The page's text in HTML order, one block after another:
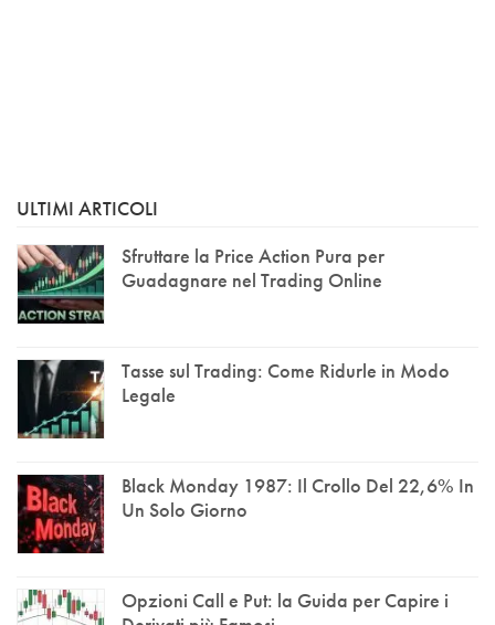
ULTIMI ARTICOLI
Sfruttare la Price Action Pura per
Guadagnare nel Trading Online
Tasse sul Trading: Come Ridurle in Modo
Legale
Black Monday 1987: Il Crollo Del 22,6% In
Un Solo Giorno
Opzioni Call e Put: la Guida per Capire i